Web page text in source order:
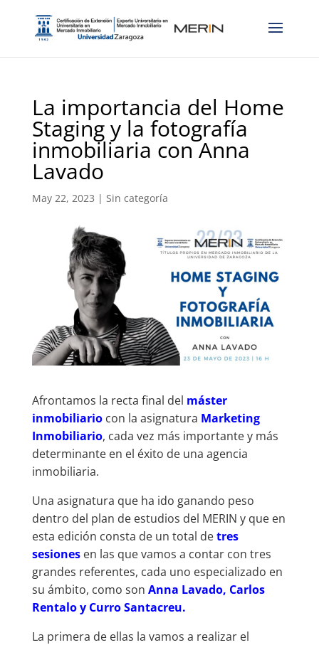
La importancia del Home
Staging y la fotografía
inmobiliaria con Anna
Lavado
May 22, 2023 | Sin categoría
Afrontamos la recta final del máster
inmobiliariocon la asignatura Marketing
Inmobiliario, cada vez más importante y más
determinante en el éxito de una agencia
inmobiliaria.
Una asignatura que ha ido ganando peso
dentro del plan de estudios del MERIN y que en
esta edición consta de un total detres
sesionesen las que vamos a contar con tres
grandes referentes, cada uno especializado en
su ámbito, como son Anna Lavado, Carlos
Rentalo y Curro Santacreu.
La primera de ellas la vamos a realizar el